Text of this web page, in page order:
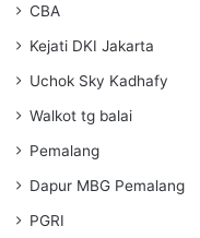
CBA
Kejati DKI Jakarta
Uchok Sky Kadhafy
Walkot tg balai
Pemalang
Dapur MBG Pemalang
PGRI